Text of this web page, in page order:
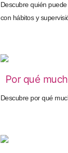
Descubre quién
con hábitos y
Por qué
Descubre por qué